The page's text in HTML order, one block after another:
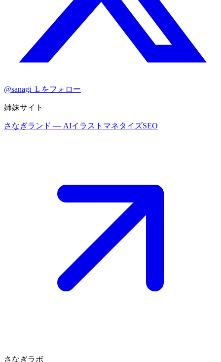
@sanagi_L をフォロー
姉妹サイト
さなぎランド — AIイラストマネタイズSEO
さなぎラボ